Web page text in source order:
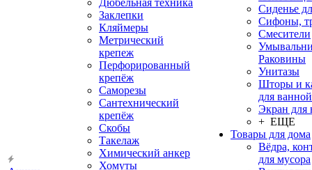
Дюбельная техника
Заклепки
Кляймеры
Метрический
крепеж
Перфорированный
крепёж
Саморезы
Сантехнический
крепёж
Скобы
Такелаж
Химический анкер
Хомуты
Сиденье
Сифоны,
Смесители
Раковины
Унитазы
Шторы и
для ванной
Экран для
+ ЕЩЕ
Товары для дома
Вёдра,
для мусора